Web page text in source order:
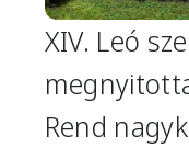
XIV. Leó
Rend